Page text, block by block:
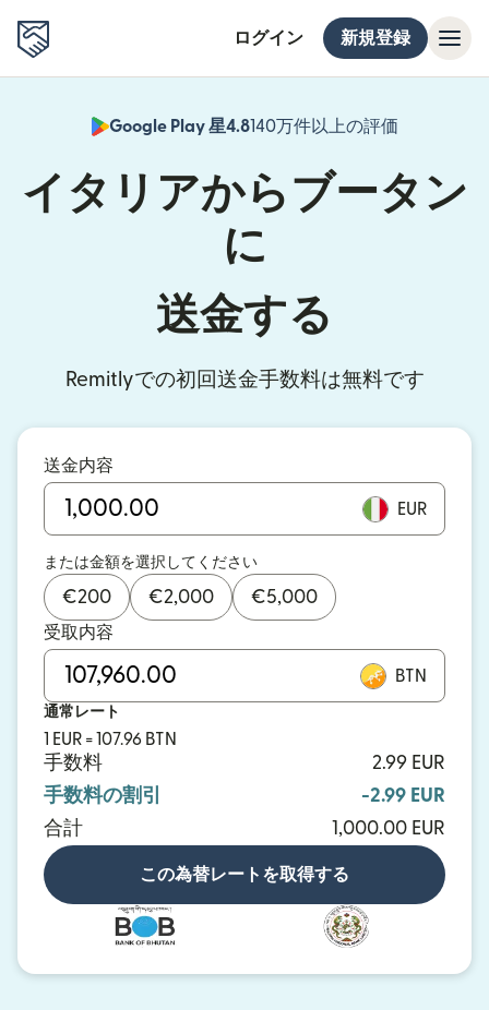
ログイン 新規登録
Google Play 星4.8140万件以上の評価
（別ウィン
イタリアからブータン
に
送金する
Remitlyでの初回送金手数料は無料です
送金内容
EUR
または金額を選択してください
€200 €2,000 €5,000
受取内容
BTN
通常レート
1 EUR = 107.96 BTN
手数料
2.99 EUR
手数料の割引
-2.99 EUR
合計
1,000.00 EUR
この為替レートを取得する